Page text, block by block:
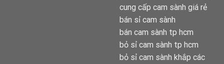
cung cấp cam sành giá rẻ
bán sỉ cam sành
bán cam sành tp hcm
bỏ sỉ cam sành tp hcm
bỏ sỉ cam sành khắp các